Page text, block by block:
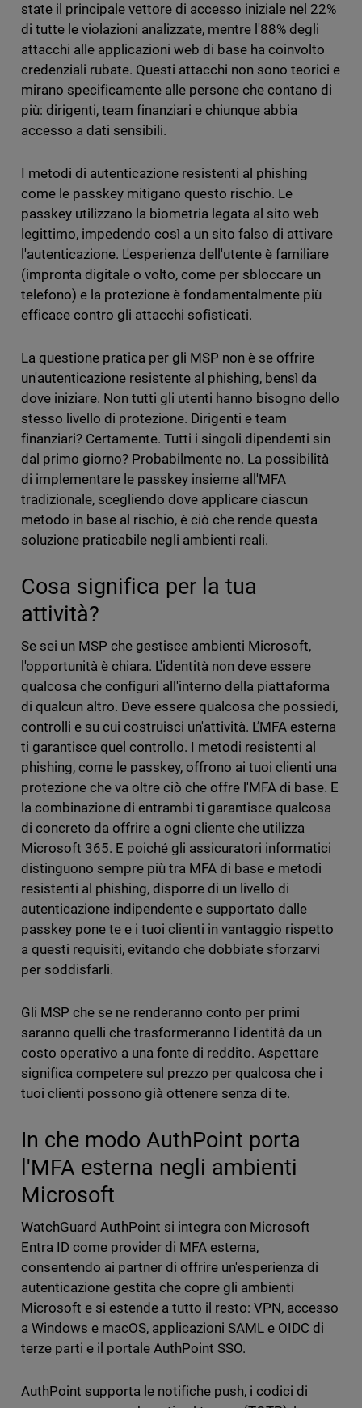
state il principale vettore di accesso iniziale nel 22%
di tutte le violazioni analizzate, mentre l'88% degli
attacchi alle applicazioni web di base ha coinvolto
credenziali rubate. Questi attacchi non sono teorici e
mirano specificamente alle persone che contano di
più: dirigenti, team finanziari e chiunque abbia
accesso a dati sensibili.
I metodi di autenticazione resistenti al phishing
come le passkey mitigano questo rischio. Le
passkey utilizzano la biometria legata al sito web
legittimo, impedendo così a un sito falso di attivare
l'autenticazione. L'esperienza dell'utente è familiare
(impronta digitale o volto, come per sbloccare un
telefono) e la protezione è fondamentalmente più
efficace contro gli attacchi sofisticati.
La questione pratica per gli MSP non è se offrire
un'autenticazione resistente al phishing, bensì da
dove iniziare. Non tutti gli utenti hanno bisogno dello
stesso livello di protezione. Dirigenti e team
finanziari? Certamente. Tutti i singoli dipendenti sin
dal primo giorno? Probabilmente no. La possibilità
di implementare le passkey insieme all'MFA
tradizionale, scegliendo dove applicare ciascun
metodo in base al rischio, è ciò che rende questa
soluzione praticabile negli ambienti reali.
Cosa significa per la tua
attività?
Se sei un MSP che gestisce ambienti Microsoft,
l'opportunità è chiara. L'identità non deve essere
qualcosa che configuri all'interno della piattaforma
di qualcun altro. Deve essere qualcosa che possiedi,
controlli e su cui costruisci un'attività. L’MFA esterna
ti garantisce quel controllo. I metodi resistenti al
phishing, come le passkey, offrono ai tuoi clienti una
protezione che va oltre ciò che offre l'MFA di base. E
la combinazione di entrambi ti garantisce qualcosa
di concreto da offrire a ogni cliente che utilizza
Microsoft 365. E poiché gli assicuratori informatici
distinguono sempre più tra MFA di base e metodi
resistenti al phishing, disporre di un livello di
autenticazione indipendente e supportato dalle
passkey pone te e i tuoi clienti in vantaggio rispetto
a questi requisiti, evitando che dobbiate sforzarvi
per soddisfarli.
Gli MSP che se ne renderanno conto per primi
saranno quelli che trasformeranno l'identità da un
costo operativo a una fonte di reddito. Aspettare
significa competere sul prezzo per qualcosa che i
tuoi clienti possono già ottenere senza di te.
In che modo AuthPoint porta
l'MFA esterna negli ambienti
Microsoft
WatchGuard AuthPoint si integra con Microsoft
Entra ID come provider di MFA esterna,
consentendo ai partner di offrire un'esperienza di
autenticazione gestita che copre gli ambienti
Microsoft e si estende a tutto il resto: VPN, accesso
a Windows e macOS, applicazioni SAML e OIDC di
terze parti e il portale AuthPoint SSO.
AuthPoint supporta le notifiche push, i codici di